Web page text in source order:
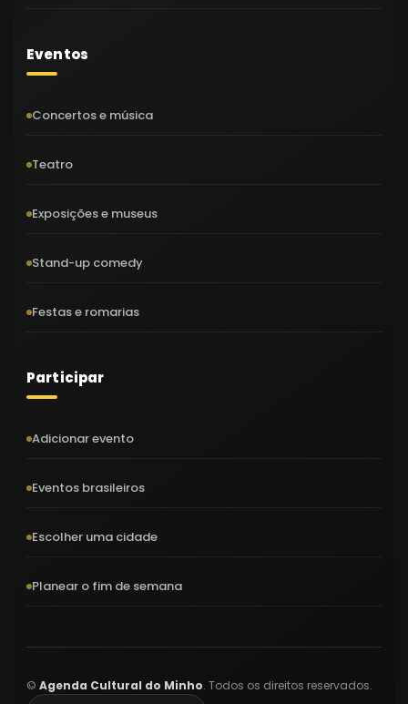
Eventos
Concertos e música
Teatro
Exposições e museus
Stand-up comedy
Festas e romarias
Participar
Adicionar evento
Eventos brasileiros
Escolher uma cidade
Planear o fim de semana
© Agenda Cultural do Minho. Todos os direitos reservados.